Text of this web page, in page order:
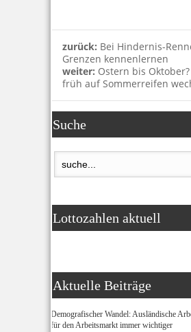
zurück: Bei Hindernis-
Grenzen kennenlernen
weiter: Ostern bis
früh auf Sommerreifen
Suche
Lottozahlen aktuell
Aktuelle Beiträge
Demografischer Wandel: Ausländische
für den Arbeitsmarkt immer wichtiger